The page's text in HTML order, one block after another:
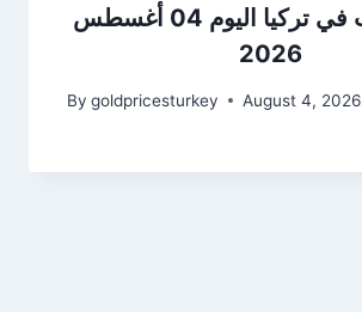
سعر الذهب في تركيا اليوم 04 أغسطس
2026
By goldpricesturkey August 4, 2026